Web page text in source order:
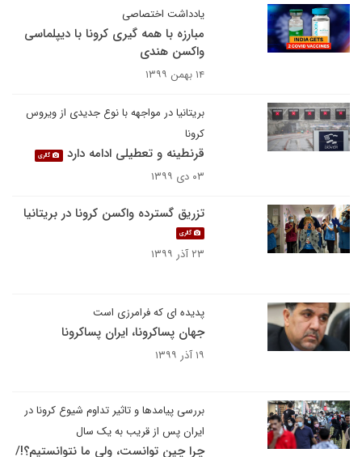
یادداشت اختصاصی
مبارزه با همه گیری کرونا با دیپلماسی
واکسن هندی
۱۴ بهمن ۱۳۹۹
بریتانیا در مواجهه با نوع جدیدی از ویروس
کرونا
قرنطینه و تعطیلی ادامه دارد گالری
۰۳ دی ۱۳۹۹
تزریق گسترده واکسن کرونا در بریتانیا
گالری
۲۳ آذر ۱۳۹۹
پدیده ای که فرامرزی است
جهان پساکرونا، ایران پساکرونا
۱۹ آذر ۱۳۹۹
بررسی پیامدها و تاثیر تداوم شیوع کرونا در
ایران پس از قریب به یک سال
چرا چین توانست، ولی ما نتوانستیم؟!/